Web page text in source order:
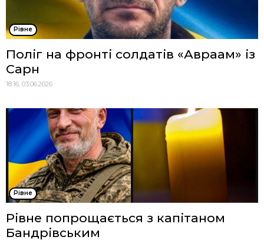
Рівне
Поліг на фронті солдатів «Авраам» із
Сарн
18:16, 03.06.2026
Рівне
Рівне попрощається з капітаном
Бандрівським